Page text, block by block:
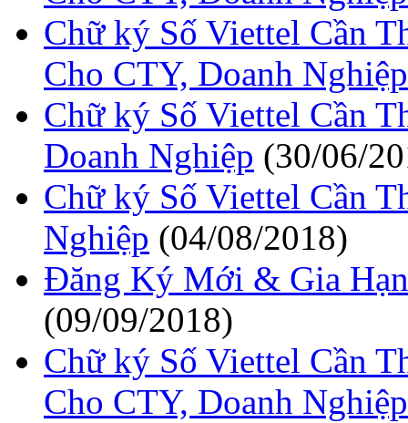
Chữ ký Số Viettel Cần
Cho CTY, Doanh Nghiệp
Chữ ký Số Viettel Cần
Doanh Nghiệp (30/06/
Chữ ký Số Viettel Cần
Nghiệp (04/08/2018)
Đăng Ký Mới & Gia
(09/09/2018)
Chữ ký Số Viettel Cần
Cho CTY, Doanh Nghiệp